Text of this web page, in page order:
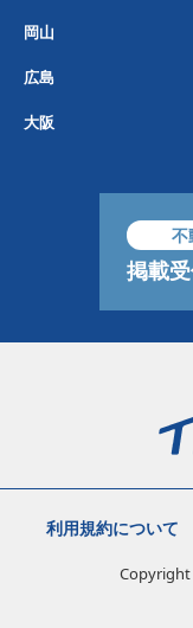
岡山
広島
大阪
不
掲載
利用規約について